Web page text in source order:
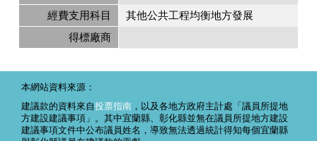
經費支用科目
其他公共工程均衡地方發展
得標廠商
本網站資料來源：
建議款的資料來自投票指南 ，以及各地方政府主計處「議員所提地
方建設建議事項」。其中宜蘭縣、彰化縣並無在議員所提地方建設
建議事項文件中公布議員姓名，導致無法透過統計得知每個宜蘭縣